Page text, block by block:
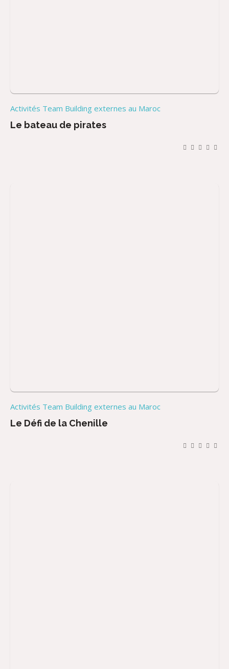
Activités Team Building externes au Maroc
Le bateau de pirates
Activités Team Building externes au Maroc
Le Défi de la Chenille